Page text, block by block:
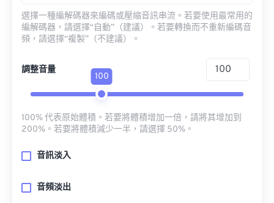
選擇一種編解碼器來編碼或壓縮音訊串流。若要使用最常用的
編解碼器，請選擇“自動”（建議）。若要轉換而不重新編碼音
頻，請選擇“複製”（不建議）。
調整音量
100
100% 代表原始體積。若要將體積增加一倍，請將其增加到
200%。若要將體積減少一半，請選擇 50%。
音訊淡入
音頻淡出